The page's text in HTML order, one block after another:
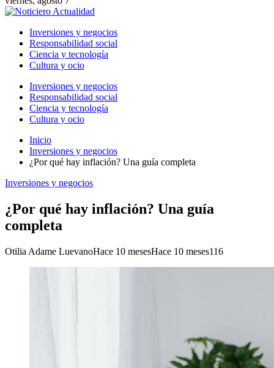
Inversiones y negocios
Responsabilidad social
Ciencia y tecnología
Cultura y ocio
Inversiones y negocios
Responsabilidad social
Ciencia y tecnología
Cultura y ocio
Inicio
Inversiones y negocios
¿Por qué hay inflación? Una guía completa
Inversiones y negocios
¿Por qué hay inflación? Una guía
completa
Otilia Adame LuevanoHace 10 mesesHace 10 meses116